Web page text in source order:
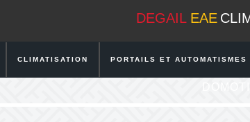
DEGAIL EAE
CLIMATISATION PORTAILS ET AUTOMATISMES